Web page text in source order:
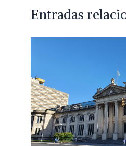
Entradas